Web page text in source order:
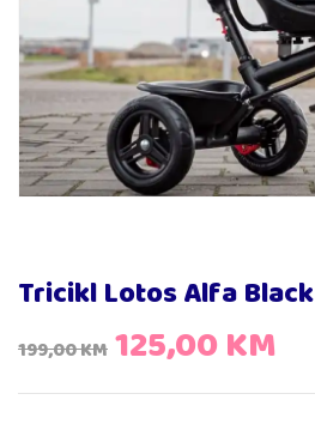
Tricikl Lotos Alfa Black
199,00KM 125,00KM